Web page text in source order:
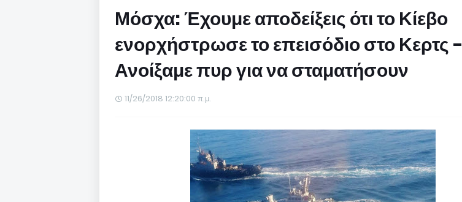
Μόσχα: Έχουμε αποδείξεις ότι το Κίεβο
ενορχήστρωσε το επεισόδιο στο Κερτς -
Ανοίξαμε πυρ για να σταματήσουν
11/26/2018 12:20:00 π.μ.